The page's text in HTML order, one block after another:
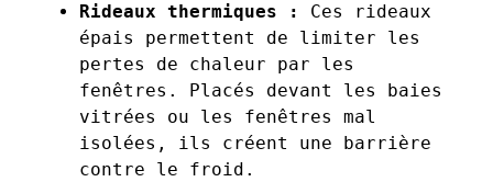
Rideaux thermiques :
Ces rideaux
épais permettent de limiter les
pertes de chaleur par les
fenêtres. Placés devant les baies
vitrées ou les fenêtres mal
isolées, ils créent une barrière
contre le froid.